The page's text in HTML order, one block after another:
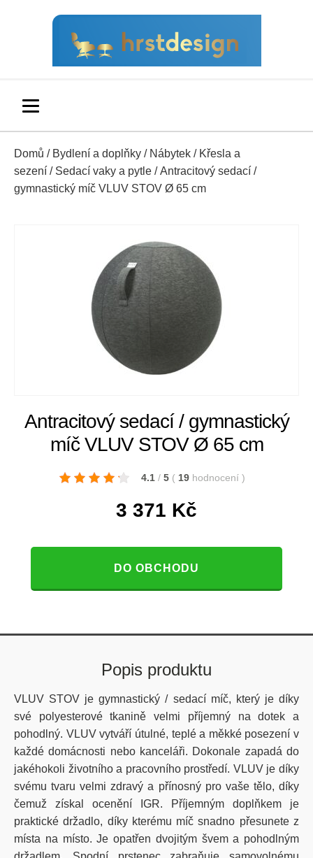
Domů / Bydlení a doplňky / Nábytek / Křesla a
sezení / Sedací vaky a pytle / Antracitový sedací /
gymnastický míč VLUV STOV Ø 65 cm
Antracitový sedací / gymnastický
míč VLUV STOV Ø 65 cm
4.1 / 5 ( 19 hodnocení )
3 371 Kč
DO OBCHODU
Popis produktu
VLUV STOV je gymnastický / sedací míč, který je díky
své polyesterové tkanině velmi příjemný na dotek a
pohodlný. VLUV vytváří útulné, teplé a měkké posezení v
každé domácnosti nebo kanceláři. Dokonale zapadá do
jakéhokoli životního a pracovního prostředí. VLUV je díky
svému tvaru velmi zdravý a přínosný pro vaše tělo, díky
čemuž získal ocenění IGR. Příjemným doplňkem je
praktické držadlo, díky kterému míč snadno přesunete z
místa na místo. Je opatřen dvojitým švem a pohodlným